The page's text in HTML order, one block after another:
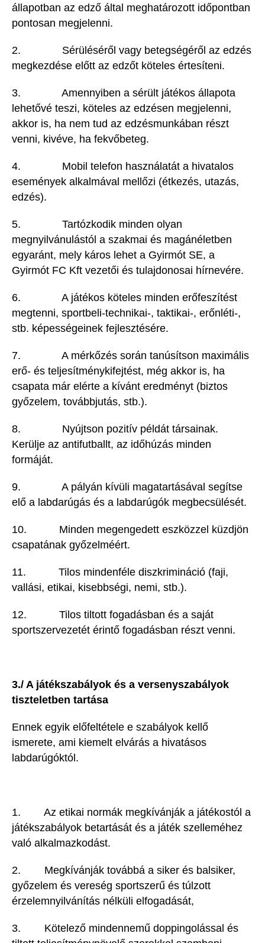
állapotban az edző által meghatározott időpontban
pontosan megjelenni.
2. Sérüléséről vagy betegségéről az edzés
megkezdése előtt az edzőt köteles értesíteni.
3. Amennyiben a sérült játékos állapota
lehetővé teszi, köteles az edzésen megjelenni,
akkor is, ha nem tud az edzésmunkában részt
venni, kivéve, ha fekvőbeteg.
4. Mobil telefon használatát a hivatalos
események alkalmával mellőzi (étkezés, utazás,
edzés).
5. Tartózkodik minden olyan
megnyilvánulástól a szakmai és magánéletben
egyaránt, mely káros lehet a Gyirmót SE, a
Gyirmót FC Kft vezetői és tulajdonosai hírnevére.
6. A játékos köteles minden erőfeszítést
megtenni, sportbeli-technikai-, taktikai-, erőnléti-,
stb. képességeinek fejlesztésére.
7. A mérkőzés során tanúsítson maximális
erő- és teljesítménykifejtést, még akkor is, ha
csapata már elérte a kívánt eredményt (biztos
győzelem, továbbjutás, stb.).
8. Nyújtson pozitív példát társainak.
Kerülje az antifutballt, az időhúzás minden
formáját.
9. A pályán kívüli magatartásával segítse
elő a labdarúgás és a labdarúgók megbecsülését.
10. Minden megengedett eszközzel küzdjön
csapatának győzelméért.
11. Tilos mindenféle diszkrimináció (faji,
vallási, etikai, kisebbségi, nemi, stb.).
12. Tilos tiltott fogadásban és a saját
sportszervezetét érintő fogadásban részt venni.
3./ A játékszabályok és a versenyszabályok
tiszteletben tartása
Ennek egyik előfeltétele e szabályok kellő
ismerete, ami kiemelt elvárás a hivatásos
labdarúgóktól.
1. Az etikai normák megkívánják a játékostól a
játékszabályok betartását és a játék szelleméhez
való alkalmazkodást.
2. Megkívánják továbbá a siker és balsiker,
győzelem és vereség sportszerű és túlzott
érzelemnyilvánítás nélküli elfogadását,
3. Kötelező mindennemű doppingolással és